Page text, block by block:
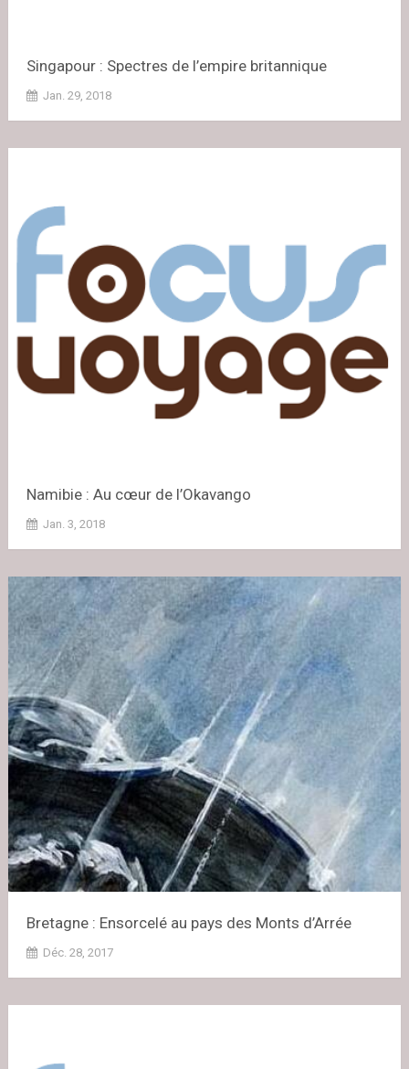
Singapour : Spectres de l’empire britannique
Jan. 29, 2018
Namibie : Au cœur de l’Okavango
Jan. 3, 2018
Bretagne : Ensorcelé au pays des Monts d’Arrée
Déc. 28, 2017